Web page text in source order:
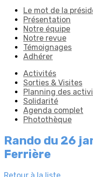
Le mot de la
Présentation
Notre équipe
Notre revue
Témoignages
Adhérer
Activités
Sorties & Visites
Planning des
Solidarité
Agenda complet
Photothèque
Rando du 26
Ferrière